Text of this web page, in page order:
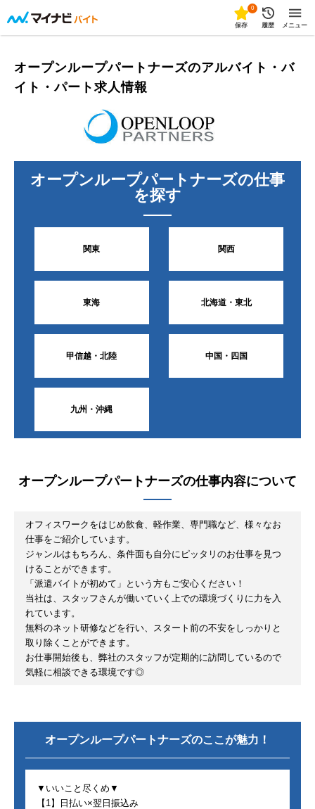
0
保存 履歴 メニュー
オープンループパートナーズのアルバイト・バ
イト・パート求人情報
オープンループパートナーズの仕事
を探す
関東 関西
東海 北海道・東北
甲信越・北陸 中国・四国
九州・沖縄
オープンループパートナーズの仕事内容について
オフィスワークをはじめ飲食、軽作業、専門職など、様々なお
仕事をご紹介しています。
ジャンルはもちろん、条件面も自分にピッタリのお仕事を見つ
けることができます。
「派遣バイトが初めて」という方もご安心ください！
当社は、スタッフさんが働いていく上での環境づくりに力を入
れています。
無料のネット研修などを行い、スタート前の不安をしっかりと
取り除くことができます。
お仕事開始後も、弊社のスタッフが定期的に訪問しているので
気軽に相談できる環境です◎
オープンループパートナーズのここが魅力！
▼いいこと尽くめ▼
【1】日払い×翌日振込み